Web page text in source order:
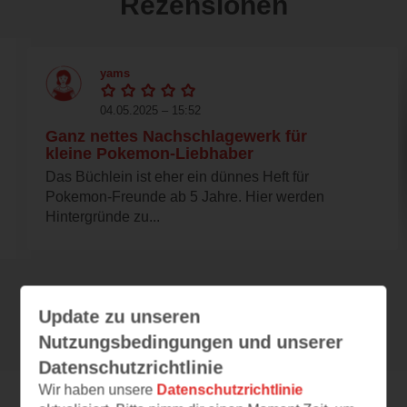
yams
04.05.2025 – 15:52
Ganz nettes Nachschlagewerk für
kleine Pokemon-Liebhaber
Das Büchlein ist eher ein dünnes Heft für
Pokemon-Freunde ab 5 Jahre. Hier werden
Hintergründe zu...
Update zu unseren
Nutzungsbedingungen und unserer
Datenschutzrichtlinie
Wir haben unsere Datenschutzrichtlinie